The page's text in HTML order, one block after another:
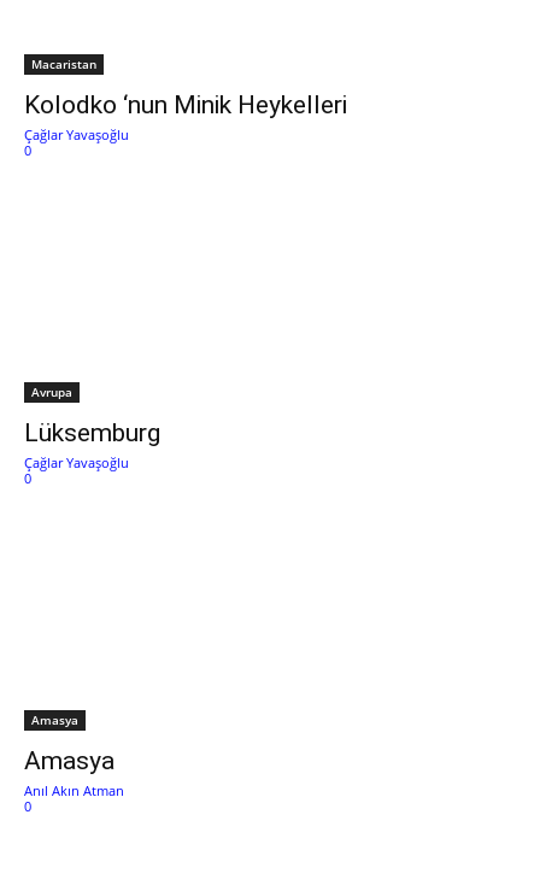
Macaristan
Kolodko ‘nun Minik Heykelleri
Çağlar Yavaşoğlu
0
Avrupa
Lüksemburg
Çağlar Yavaşoğlu
0
Amasya
Amasya
Anıl Akın Atman
0